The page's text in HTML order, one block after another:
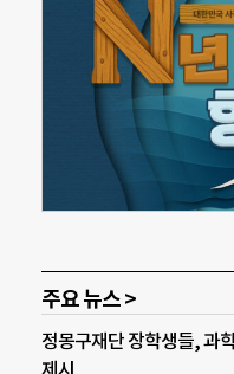
주요 뉴스 >
정몽구재단 장학생들, 과
제시